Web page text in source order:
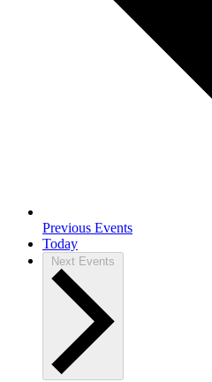
Previous Events
Today
Next Events